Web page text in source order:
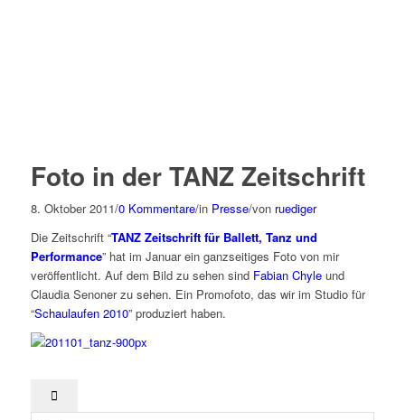
Foto in der TANZ Zeitschrift
8. Oktober 2011/0 Kommentare/in Presse/von ruediger
Die Zeitschrift “TANZ Zeitschrift für Ballett, Tanz und
Performance” hat im Januar ein ganzseitiges Foto von mir
veröffentlicht. Auf dem Bild zu sehen sind Fabian Chyleund
Claudia Senoner zu sehen. Ein Promofoto, das wir im Studio für
“Schaulaufen 2010” produziert haben.